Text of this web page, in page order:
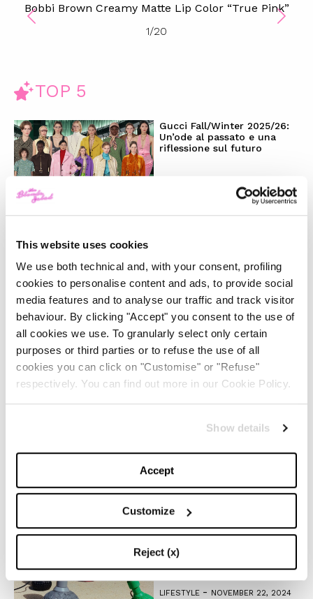
This website uses cookies
We use both technical and, with your consent, profiling
cookies to personalise content and ads, to provide social
media features and to analyse our traffic and track visitor
behaviour. By clicking "Accept" you consent to the use of
all cookies we use. To granularly select only certain
purposes or third parties or to refuse the use of all
cookies you can click on "Customise" or "Refuse"
respectively. You can find out more in our Cookie Policy.
Show details
Accept
Customize
Reject (x)
Bobbi Brown Creamy Matte Lip Color “True Pink”
1/20
TOP 5
Gucci Fall/Winter 2025/26:
Un’ode al passato e una
riflessione sul futuro
FEBRUARY 28, 2025
LIFESTYLE- DECEMBER 4, 2024
Il trend ‘Wicked’: moda e
beauty raccontano uno stile
magico
LIFESTYLE -NOVEMBER 28, 2024
Anche quest’anno Louis
del Natale
FASHION-NOVEMBER 27, 2024
Il fascino del design
di Flos creata in collab con
LIFESTYLE - NOVEMBER 22, 2024